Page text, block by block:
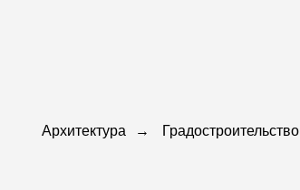
Архитектура → Градостроительство